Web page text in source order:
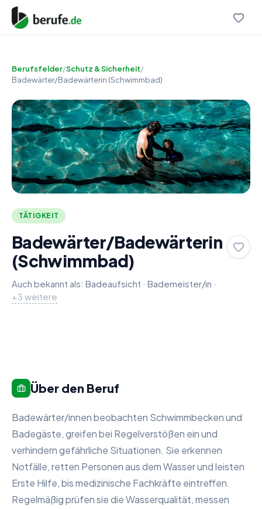
Berufsfelder/Schutz & Sicherheit/
Badewärter/Badewärterin (Schwimmbad)
TÄTIGKEIT
Badewärter/Badewärterin
(Schwimmbad)
Auch bekannt als: Badeaufsicht · Bademeister/in Lifeguard
·
+3 weitere
Über den Beruf
Badewärter/innen beobachten Schwimmbecken und
Badegäste, greifen bei Regelverstößen ein und
verhindern gefährliche Situationen. Sie erkennen
Notfälle, retten Personen aus dem Wasser und leisten
Erste Hilfe, bis medizinische Fachkräfte eintreffen.
Regelmäßig prüfen sie die Wasserqualität, messen